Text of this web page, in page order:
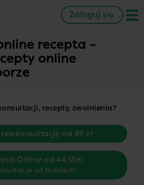
Zaloguj się
recepta –
online
recepty, zwolnienia?
od 89 zł
Online od 44,50zł
od 15 minut)